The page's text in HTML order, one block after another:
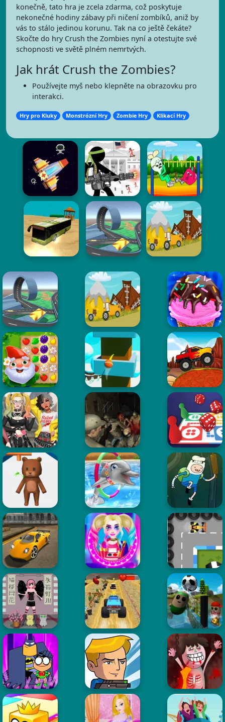
konečně, tato hra je zcela zdarma, což poskytuje
nekonečné hodiny zábavy při ničení zombíků, aniž by
vás to stálo jedinou korunu. Tak na co ještě čekáte?
Skočte do hry Crush the Zombies nyní a otestujte své
schopnosti ve světě plném nemrtvých.
Jak hrát Crush the Zombies?
Používejte myš nebo klepněte na obrazovku pro
interakci.
Hry pro Kluky Monstrózní Hry Zombie Hry Klikací Hry